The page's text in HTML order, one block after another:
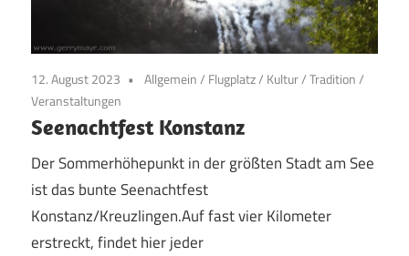
12. August 2023 Allgemein/ Flugplatz/ Kultur/Tradition/
Veranstaltungen
Seenachtfest Konstanz
Der Sommerhöhepunkt in der größten Stadt am See
ist das bunte Seenachtfest
Konstanz/Kreuzlingen.Auf fast vier Kilometer
erstreckt, findet hier jeder